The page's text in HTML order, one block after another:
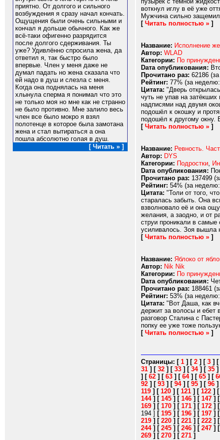
приятно. От долгого и сильного
возбуждения я сразу начал кончать.
Ощущения были очень сильными и
кончал я дольше обычного. Как же
всё-таки офигенно разрядится
после долгого сдерживания. Ты
уже? Удивлённо спросила жена, да
ответил я, так быстро было
впервые. Член у меня даже не
думал падать но жена сказала что
ей надо в душ и слезла с меня.
Когда она поднялась на меня
хлынула сперма я понимал что это
не только моя но мне как не странно
не было противно. Мне залило весь
член все было мокро я взял
полотенце в которое была замотана
жена и стал вытираться а она
пошла абсолютно голая в душ.
[ Читать » ]
воткнул иглу в её уже
Мужчина сильно защемил
[ Читать полностью » ]
Название: Исполнение
Автор: WLAD
Категории: По
Dата опубликования:
Прочитано раз: 62186
Рейтинг: 77% (за
Цитата: "Дверь
чуть не упав на
надписями над двумя
подошёл к окошку и
подошёл к другому окну.
[ Читать полностью » ]
Название: Ревность.
Автор: DYS
Категории: Подростки,
Dата опубликования:
Прочитано раз: 137499
Рейтинг: 54% (за
Цитата: "Толи от того,
старалась забыть. Она
взволновало её и она
желания, а заодно, и от
струи проникали в самые
усиливалось. Зоя вышла
[ Читать полностью » ]
Название: Яблоко от
Автор: Nik Nik
Категории: По
Dата опубликования:
Прочитано раз: 188461
Рейтинг: 53% (за
Цитата: "Вот Даша, как
держит за волосы и eбет
разговор Сталина с
попку ее уже тоже
[ Читать полностью » ]
Страницы: [ 1 ] [ 2 ] [ 3 ] [
31 ] [ 32 ] [ 33 ] [ 34] [ 35 ]
] [ 62 ] [ 63 ] [ 64] [ 65 ] [
92 ] [ 93 ] [ 94] [ 95 ] [ 96 ]
119 ] [ 120 ] [ 121 ] [ 122 ]
144] [ 145 ] [ 146 ] [ 147 ]
169 ] [ 170 ] [ 171 ] [ 172 ]
194 ] [ 195 ] [ 196 ] [ 197 ]
219 ] [ 220 ] [ 221 ] [ 222 ]
244] [ 245 ] [ 246 ] [ 247 ]
269 ] [ 270 ] [ 271 ]